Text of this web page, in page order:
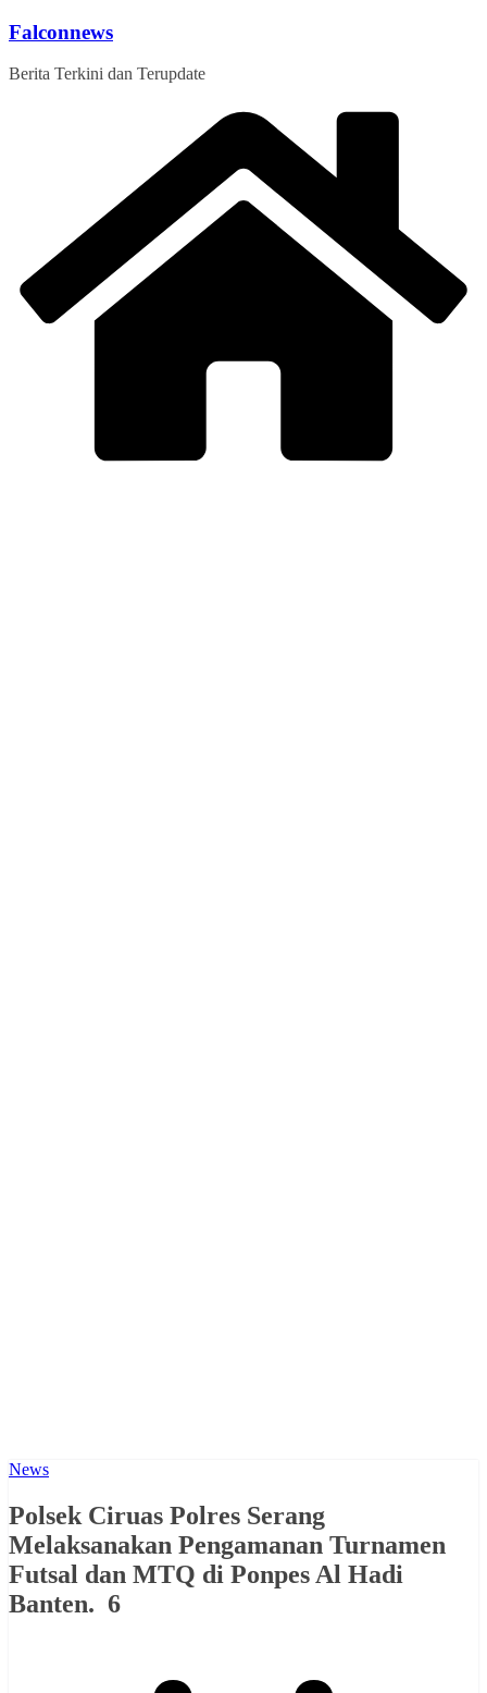
Skip
content
Falconnews
Berita Terkini dan Terupdate
News
Polsek Ciruas Polres Serang
Melaksanakan Pengamanan Turnamen
Futsal dan MTQ di Ponpes Al Hadi
Banten. 6